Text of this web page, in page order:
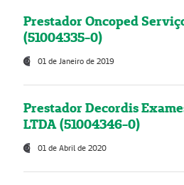
Prestador Oncoped
(51004335-0)
01 de Janeiro de 2019
Prestador Decordis
LTDA (51004346-0)
01 de Abril de 2020